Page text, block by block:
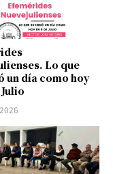
Lo que
un día como hoy